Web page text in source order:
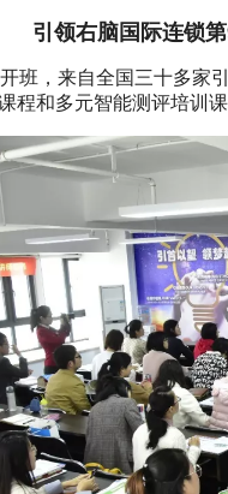
引领右脑国际连锁
班，来自全国三十多
程和多元智能测评培训课